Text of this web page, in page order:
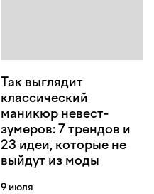
Так выглядит
классический
маникюр невест-
зумеров: 7 трендов и
23 идеи, которые не
выйдут из моды
9 июля